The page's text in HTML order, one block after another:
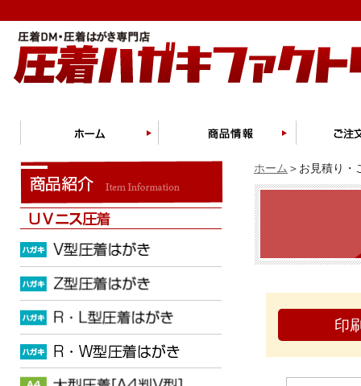
ホーム ＞お見積り・
印